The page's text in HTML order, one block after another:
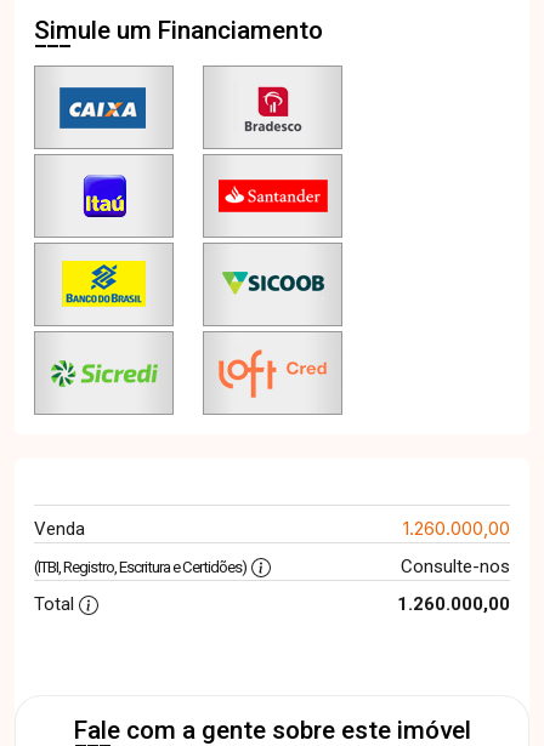
Simule um Financiamento
Venda 1.260.000,00
(ITBI, Registro, Escritura e Certidões)
Consulte-nos
Total
1.260.000,00
Fale com a gente sobre este imóvel